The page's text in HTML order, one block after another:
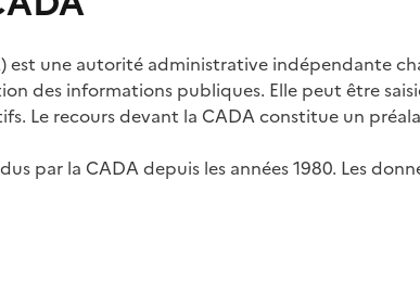
une autorité administrative indépendante
des informations publiques. Elle peut être
Le recours devant la CADA constitue un
par la CADA depuis les années 1980. Les